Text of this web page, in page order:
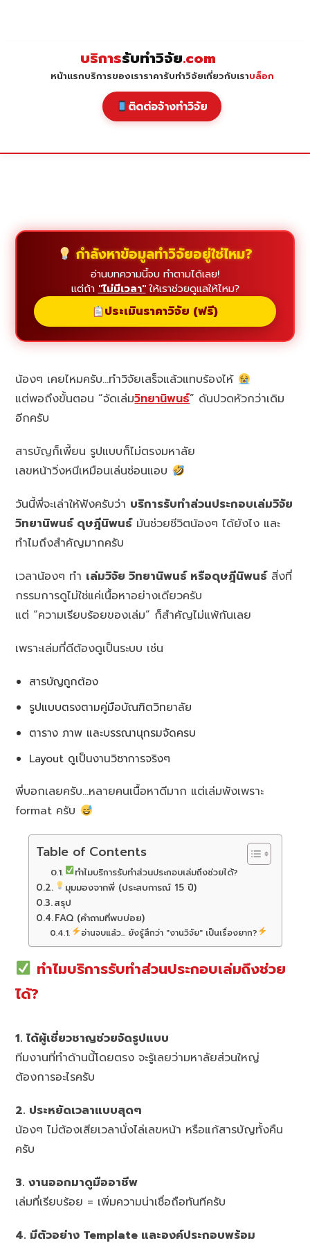
บริการรับทำวิจัย.com
หน้าแรกบริการของเราราคารับทำวิจัยเกี่ยวกับเราบล็อก
ติดต่อจ้างทำวิจัย
กำลังหาข้อมูลทำวิจัยอยู่ใช่ไหม?
อ่านบทความนี้จบ ทำตามได้เลย!
แต่ถ้า "ไม่มีเวลา"ให้เราช่วยดูแลให้ไหม?
ประเมินราคาวิจัย (ฟรี)
น้องๆ เคยไหมครับ…ทำวิจัยเสร็จแล้วแทบร้องไห้
แต่พอถึงขั้นตอน “จัดเล่มวิทยานิพนธ์” ดันปวดหัวกว่าเดิม
อีกครับ
สารบัญก็เพี้ยน รูปแบบก็ไม่ตรงมหาลัย
เลขหน้าวิ่งหนีเหมือนเล่นซ่อนแอบ
วันนี้พี่จะเล่าให้ฟังครับว่า บริการรับทำส่วนประกอบเล่มวิจัย
วิทยานิพนธ์ ดุษฎีนิพนธ์มันช่วยชีวิตน้องๆ ได้ยังไง และ
ทำไมถึงสำคัญมากครับ
เวลาน้องๆ ทำ เล่มวิจัย วิทยานิพนธ์ หรือดุษฎีนิพนธ์สิ่งที่
กรรมการดูไม่ใช่แค่เนื้อหาอย่างเดียวครับ
แต่ “ความเรียบร้อยของเล่ม” ก็สำคัญไม่แพ้กันเลย
เพราะเล่มที่ดีต้องดูเป็นระบบ เช่น
สารบัญถูกต้อง
รูปแบบตรงตามคู่มือบัณฑิตวิทยาลัย
ตาราง ภาพ และบรรณานุกรมจัดครบ
Layout ดูเป็นงานวิชาการจริงๆ
พี่บอกเลยครับ…หลายคนเนื้อหาดีมาก แต่เล่มพังเพราะ
format ครับ
Table of Contents
ทำไมบริการรับทำส่วนประกอบเล่มถึงช่วยได้?
มุมมองจากพี่ (ประสบการณ์ 15 ปี)
สรุป
FAQ (คำถามที่พบบ่อย)
อ่านจบแล้ว... ยังรู้สึกว่า "งานวิจัย" เป็นเรื่องยาก?
ทำไมบริการรับทำส่วนประกอบเล่มถึงช่วย
ได้?
1. ได้ผู้เชี่ยวชาญช่วยจัดรูปแบบ
ทีมงานที่ทำด้านนี้โดยตรง จะรู้เลยว่ามหาลัยส่วนใหญ่
ต้องการอะไรครับ
2. ประหยัดเวลาแบบสุดๆ
น้องๆ ไม่ต้องเสียเวลานั่งไล่เลขหน้า หรือแก้สารบัญทั้งคืน
ครับ
3. งานออกมาดูมืออาชีพ
เล่มที่เรียบร้อย = เพิ่มความน่าเชื่อถือทันทีครับ
4. มีตัวอย่าง Template และองค์ประกอบพร้อม